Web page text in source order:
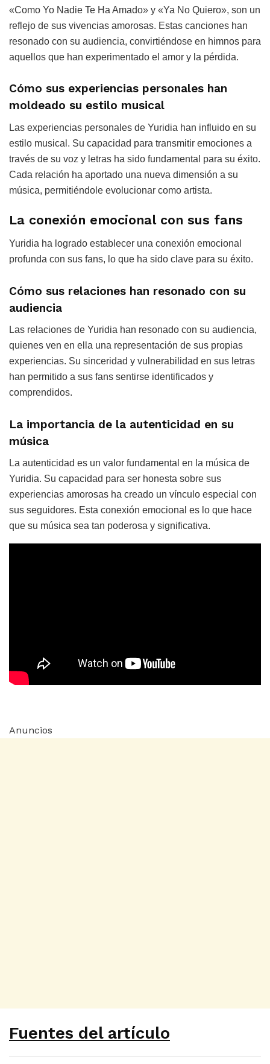
«Como Yo Nadie Te Ha Amado» y «Ya No Quiero», son un
reflejo de sus vivencias amorosas. Estas canciones han
resonado con su audiencia, convirtiéndose en himnos para
aquellos que han experimentado el amor y la pérdida.
Cómo sus experiencias personales han
moldeado su estilo musical
Las experiencias personales de Yuridia han influido en su
estilo musical. Su capacidad para transmitir emociones a
través de su voz y letras ha sido fundamental para su éxito.
Cada relación ha aportado una nueva dimensión a su
música, permitiéndole evolucionar como artista.
La conexión emocional con sus fans
Yuridia ha logrado establecer una conexión emocional
profunda con sus fans, lo que ha sido clave para su éxito.
Cómo sus relaciones han resonado con su
audiencia
Las relaciones de Yuridia han resonado con su audiencia,
quienes ven en ella una representación de sus propias
experiencias. Su sinceridad y vulnerabilidad en sus letras
han permitido a sus fans sentirse identificados y
comprendidos.
La importancia de la autenticidad en su
música
La autenticidad es un valor fundamental en la música de
Yuridia. Su capacidad para ser honesta sobre sus
experiencias amorosas ha creado un vínculo especial con
sus seguidores. Esta conexión emocional es lo que hace
que su música sea tan poderosa y significativa.
Anuncios
Fuentes del artículo